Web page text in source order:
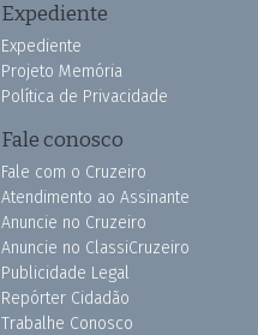
Expediente
Expediente
Projeto Memória
Política de Privacidade
Fale conosco
Fale com o Cruzeiro
Atendimento ao Assinante
Anuncie no Cruzeiro
Anuncie no ClassiCruzeiro
Publicidade Legal
Repórter Cidadão
Trabalhe Conosco